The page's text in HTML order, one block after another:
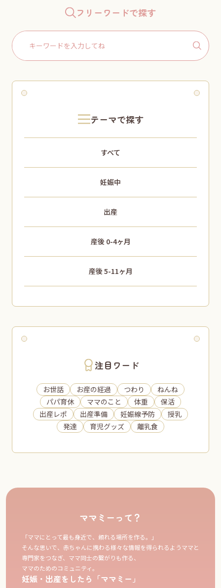
フリーワードで探す
Search
for:
テーマで探す
すべて
妊娠中
出産
産後 0-4ヶ月
産後 5-11ヶ月
注目ワード
お世話 お産の経過 つわり
ねんね
パパ育休
ママのこと 体重
保活
出産レポ
出産準備 妊娠線予防
授乳
発達
育児グッズ 離乳食
ママミーって？
「ママにとって最も身近で、頼れる場所を作る。」
そんな思いで、赤ちゃんに携わる様々な情報を得られるようママと
専門家をつなぎ、ママ同士の繋がりも作る、
ママのためのコミュニティ。
妊娠・出産をしたら「ママミー」